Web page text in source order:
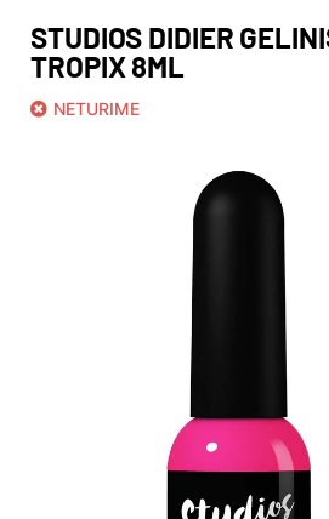
STUDIOS DIDIER
TROPIX 8ML
NETURIME